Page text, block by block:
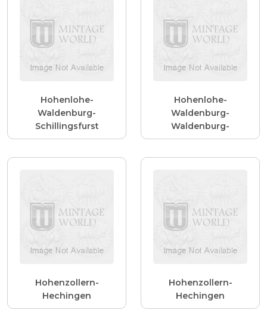
Hohenlohe-
Waldenburg-
Schillingsfurst
Hohenlohe-
Waldenburg-
Waldenburg-
Hohenzollern-
Hechingen
Hohenzollern-
Hechingen